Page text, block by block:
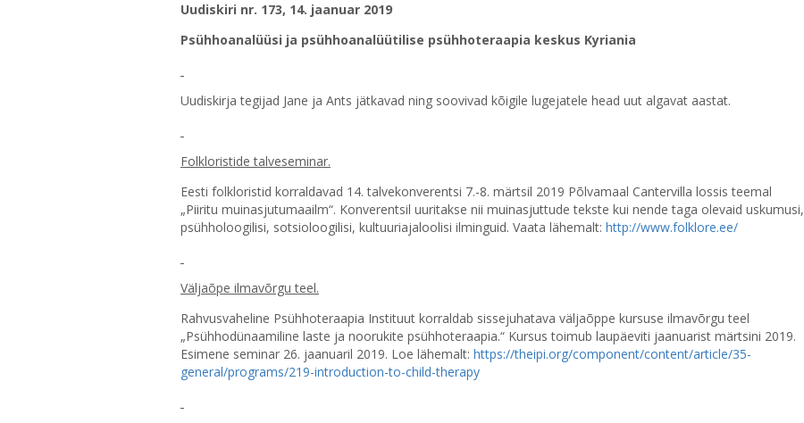
Uudiskiri nr. 173, 14. jaanuar 2019
Psühhoanalüüsi ja psühhoanalüütilise psühhoteraapia keskus Kyriania
Uudiskirja tegijad Jane ja Ants jätkavad ning soovivad kõigile lugejatele head uut algavat aastat.
Folkloristide talveseminar.
Eesti folkloristid korraldavad 14. talvekonverentsi 7.-8. märtsil 2019 Põlvamaal Cantervilla lossis teemal
„Piiritu muinasjutumaailm“. Konverentsil uuritakse nii muinasjuttude tekste kui nende taga olevaid uskumusi,
psühholoogilisi, sotsioloogilisi, kultuuriajaloolisi ilminguid. Vaata lähemalt: http://www.folklore.ee/
Väljaõpe ilmavõrgu teel.
Rahvusvaheline Psühhoteraapia Instituut korraldab sissejuhatava väljaõppe kursuse ilmavõrgu teel
„Psühhodünaamiline laste ja noorukite psühhoteraapia.“ Kursus toimub laupäeviti jaanuarist märtsini 2019.
Esimene seminar 26. jaanuaril 2019. Loe lähemalt: https://theipi.org/component/content/article/35-
general/programs/219-introduction-to-child-therapy